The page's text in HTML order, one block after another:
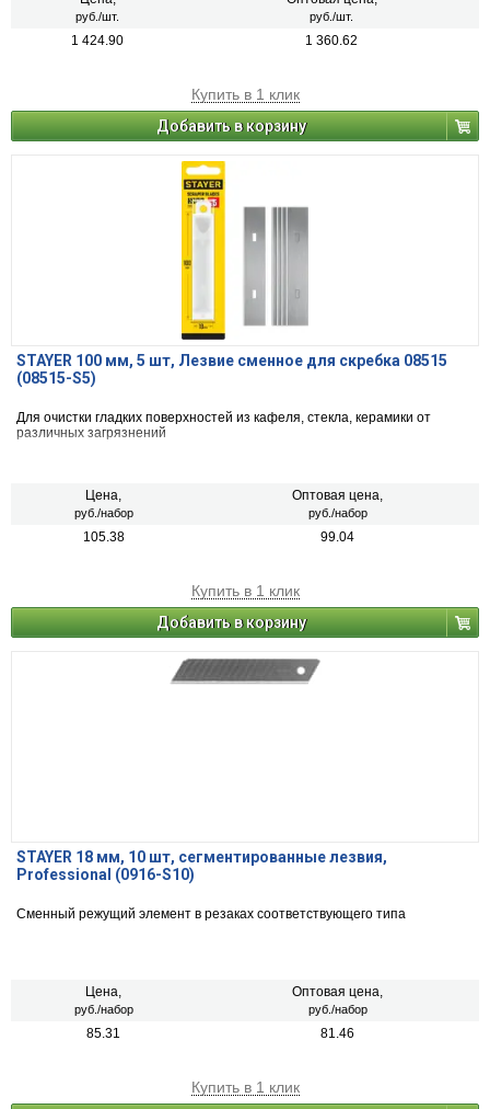
руб./шт. руб./шт.
1 424.90 1 360.62
Купить в 1 клик
Добавить в корзину
STAYER 100 мм, 5 шт, Лезвие сменное для скребка 08515
(08515-S5)
Для очистки гладких поверхностей из кафеля, стекла, керамики от
различных загрязнений
Цена,
руб./набор
Оптовая цена,
руб./набор
105.38 99.04
Купить в 1 клик
Добавить в корзину
STAYER 18 мм, 10 шт, сегментированные лезвия,
Professional (0916-S10)
Сменный режущий элемент в резаках соответствующего типа
Цена,
руб./набор
Оптовая цена,
руб./набор
85.31 81.46
Купить в 1 клик